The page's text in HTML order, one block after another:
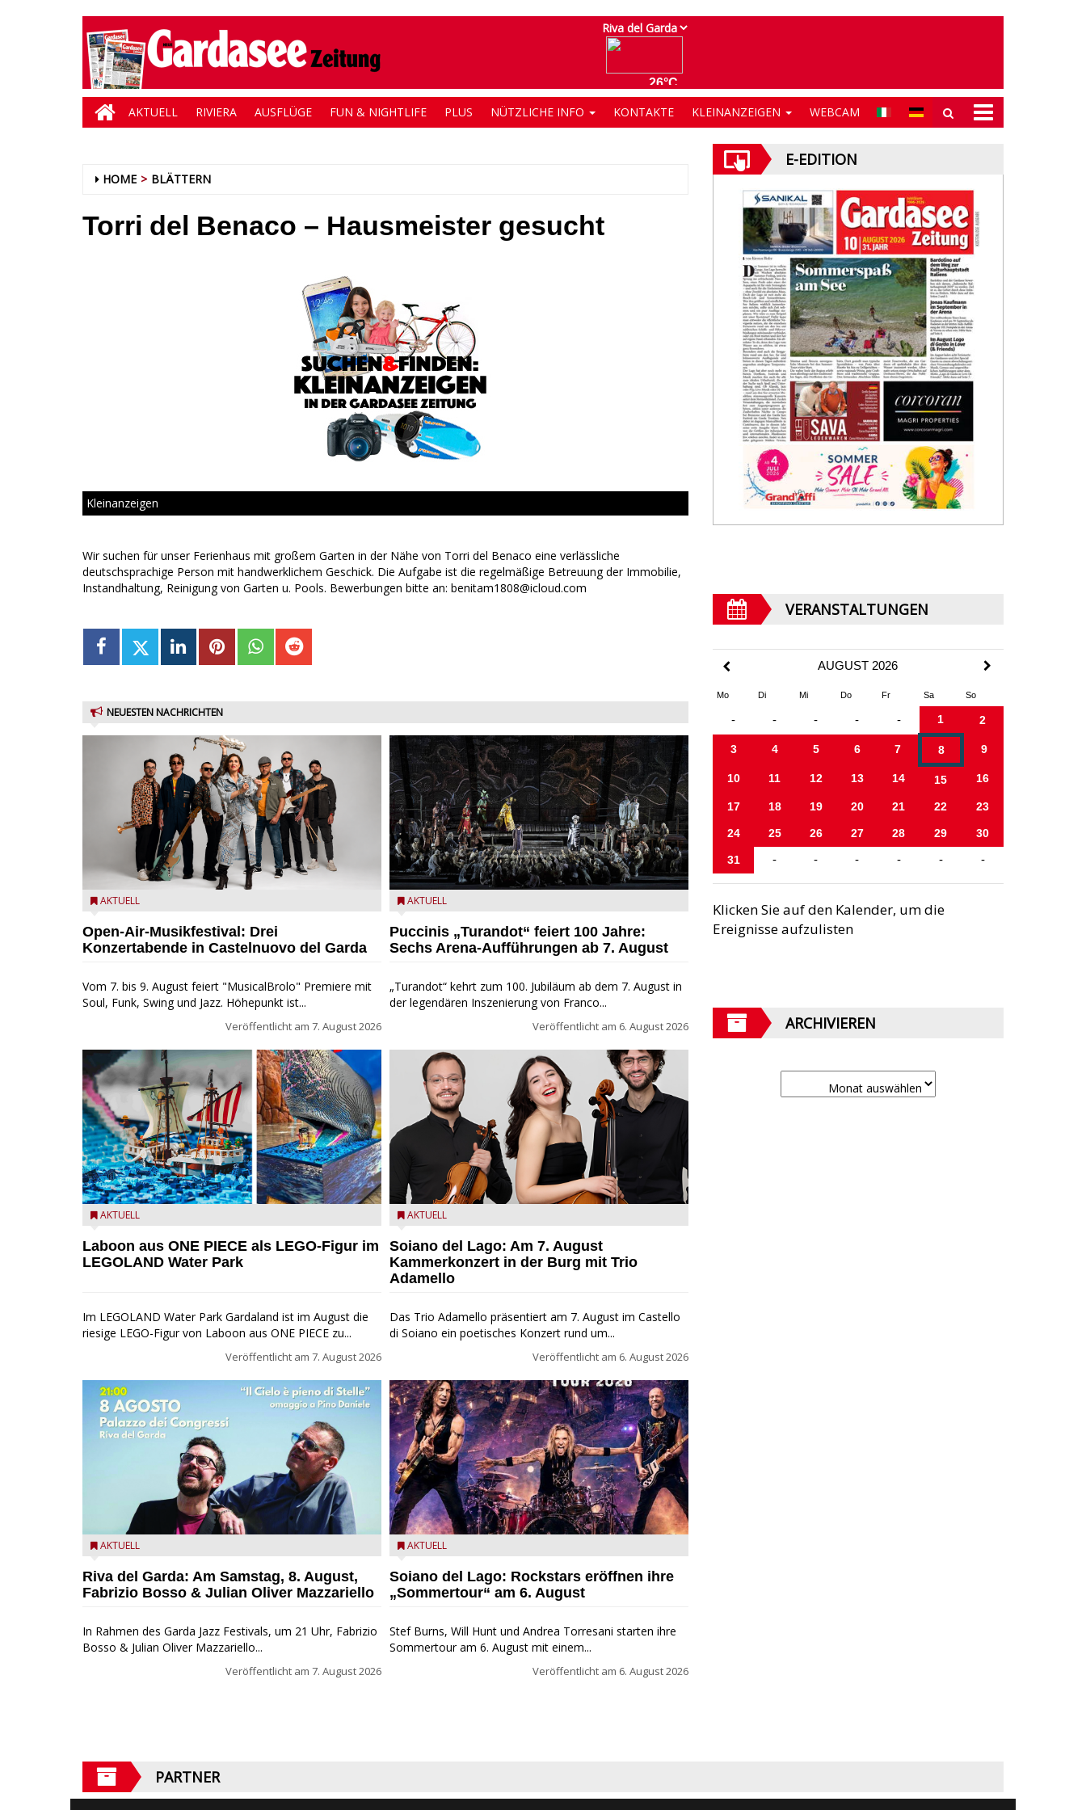
AKTUELL RIVIERA AUSFLÜGE FUN & NIGHTLIFE PLUS NÜTZLICHE INFO KONTAKTE KLEINANZEIGEN WEBCAM
HOME BLÄTTERN
Torri del Benaco – Hausmeister gesucht
Kleinanzeigen
Wir suchen für unser Ferienhaus mit großem Garten in der Nähe von Torri del Benaco eine verlässliche
deutschsprachige Person mit handwerklichem Geschick. Die Aufgabe ist die regelmäßige Betreuung der Immobilie,
Instandhaltung, Reinigung von Garten u. Pools. Bewerbungen bitte an: benitam1808@icloud.com
NEUESTEN NACHRICHTEN
Castelnuovo del Garda: Die "Dirotta su Cuba" zu Gast
AKTUELL
Open-Air-Musikfestival: Drei
Konzertabende in Castelnuovo del Garda
Vom 7. bis 9. August feiert "MusicalBrolo" Premiere mit
Soul, Funk, Swing und Jazz. Höhepunkt ist...
Veröffentlicht am 7. August 2026
Laboon aus ONE PIECE als LEGO-Figur im LEGOLAND
AKTUELL
Laboon aus ONE PIECE als LEGO-Figur im
LEGOLAND Water Park
Im LEGOLAND Water Park Gardaland ist im August die
riesige LEGO-Figur von Laboon aus ONE PIECE zu...
Veröffentlicht am 7. August 2026
Fabrizio Bosso & Julian Oliver Mazzariello zu Gast beim
AKTUELL
Riva del Garda: Am Samstag, 8. August,
Fabrizio Bosso & Julian Oliver Mazzariello
In Rahmen des Garda Jazz Festivals, um 21 Uhr, Fabrizio
Bosso & Julian Oliver Mazzariello...
Veröffentlicht am 7. August 2026
Turandot in der Arena von Verona - Ennevi für
AKTUELL
Puccinis „Turandot“ feiert 100 Jahre:
Sechs Arena-Aufführungen ab 7. August
„Turandot“ kehrt zum 100. Jubiläum ab dem 7. August in
der legendären Inszenierung von Franco...
Veröffentlicht am 6. August 2026
Trio Adamello
AKTUELL
Soiano del Lago: Am 7. August
Kammerkonzert in der Burg mit Trio
Adamello
Das Trio Adamello präsentiert am 7. August im Castello
di Soiano ein poetisches Konzert rund um...
Veröffentlicht am 6. August 2026
Stef Burns, Will Hunt und Andrea Torresani im Summer
AKTUELL
Soiano del Lago: Rockstars eröffnen ihre
„Sommertour“ am 6. August
Stef Burns, Will Hunt und Andrea Torresani starten ihre
Sommertour am 6. August mit einem...
Veröffentlicht am 6. August 2026
E-EDITION
VERANSTALTUNGEN
AUGUST 2026
Mo Di Mi Do Fr Sa So
- - - - - 1 2
3 4 5 6 7 8 9
10 11 12 13 14 15 16
17 18 19 20 21 22 23
24 25 26 27 28 29 30
31 - - - - - -
Klicken Sie auf den Kalender, um die
Ereignisse aufzulisten
ARCHIVIEREN
PARTNER